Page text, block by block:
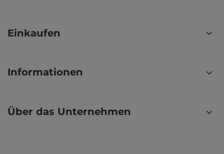
Einkaufen
Informationen
Über das Unternehmen